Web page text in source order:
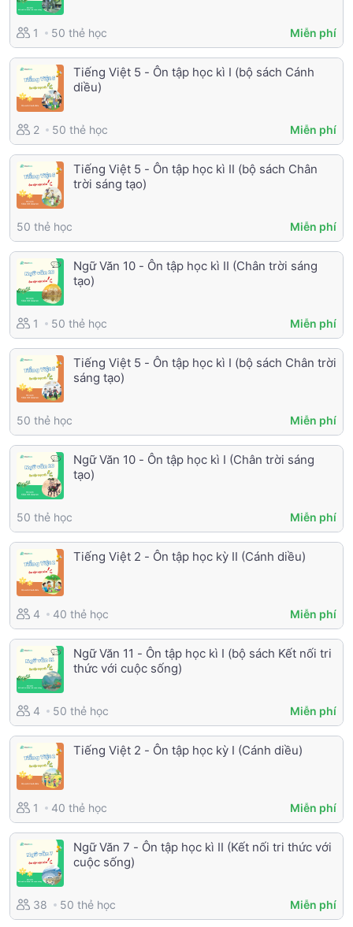
1 50 thẻ học Miễn phí
Tiếng Việt 5 - Ôn tập học kì I (bộ sách Cánh
diều)
2 50 thẻ học Miễn phí
Tiếng Việt 5 - Ôn tập học kì II (bộ sách Chân
trời sáng tạo)
50 thẻ học Miễn phí
Ngữ Văn 10 - Ôn tập học kì II (Chân trời sáng
tạo)
1 50 thẻ học Miễn phí
Tiếng Việt 5 - Ôn tập học kì I (bộ sách Chân trời
sáng tạo)
50 thẻ học Miễn phí
Ngữ Văn 10 - Ôn tập học kì I (Chân trời sáng
tạo)
50 thẻ học Miễn phí
Tiếng Việt 2 - Ôn tập học kỳ II (Cánh diều)
4 40 thẻ học Miễn phí
Ngữ Văn 11 - Ôn tập học kì I (bộ sách Kết nối tri
thức với cuộc sống)
4 50 thẻ học Miễn phí
Tiếng Việt 2 - Ôn tập học kỳ I (Cánh diều)
1 40 thẻ học Miễn phí
Ngữ Văn 7 - Ôn tập học kì II (Kết nối tri thức với
cuộc sống)
38 50 thẻ học Miễn phí